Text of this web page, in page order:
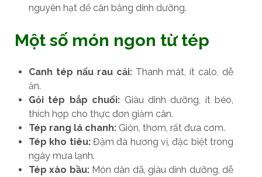
nguyên hạt để cân bằng dinh dưỡng.
Một số món ngon từ tép
Canh tép nấu rau cải:Thanh mát, ít calo, dễ
ăn.
Gỏi tép bắp chuối: Giàu dinh dưỡng, ít béo,
thích hợp cho thực đơn giảm cân.
Tép rang lá chanh:Giòn, thơm, rất đưa cơm.
Tép kho tiêu:Đậm đà hương vị, đặc biệt trong
ngày mưa lạnh.
Tép xào bầu:Món dân dã, giàu dinh dưỡng, dễ